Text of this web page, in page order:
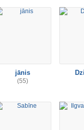
jānis
(55)